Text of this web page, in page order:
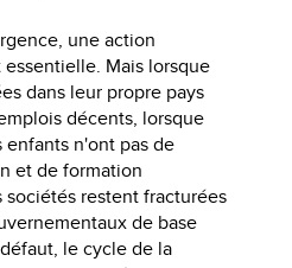
une action
Mais lorsque
dans leur propre pays
décents, lorsque
n'ont pas de
et de formation
restent fracturées
de base
le cycle de la